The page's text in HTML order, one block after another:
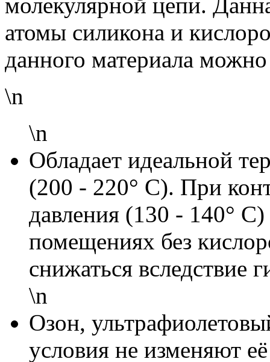
атомы силикона и
данного материала
\n
\n
Обладает идеальной
(200 - 220° C). При
давления (130 - 140°
помещениях без
снижаться вследствие
\n
Озон,
условия не изменяют